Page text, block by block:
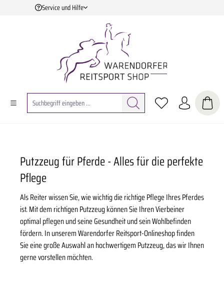
Zum Hauptinhalt springen
Service und Hilfe
Putzzeug für Pferde - Alles für die perfekte
Pflege
Als Reiter wissen Sie, wie wichtig die richtige Pflege Ihres Pferdes
ist. Mit dem richtigen Putzzeug können Sie Ihren Vierbeiner
optimal pflegen und seine Gesundheit und sein Wohlbefinden
fördern. In unserem Warendorfer Reitsport-Onlineshop finden
Sie eine große Auswahl an hochwertigem Putzzeug, das wir Ihnen
gerne vorstellen möchten.